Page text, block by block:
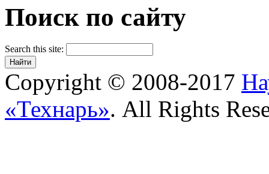
Поиск по сайту
Search this site:
Copyright © 2008-2017
«Технарь». All Rights